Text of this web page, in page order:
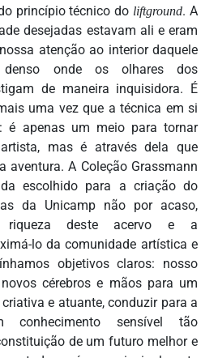
princípio técnico do liftground. A
desejadas estavam ali e eram
atenção ao interior daquele
onde os olhares dos
de maneira inquisidora. É
uma vez que a técnica em si
é apenas um meio para tornar
mas é através dela que
aventura. A Coleção Grassmann
escolhido para a criação do
da Unicamp não por acaso,
riqueza deste acervo e a
lo da comunidade artística e
objetivos claros: nosso
cérebros e mãos para um
e atuante, conduzir para a
conhecimento sensível tão
de um futuro melhor e